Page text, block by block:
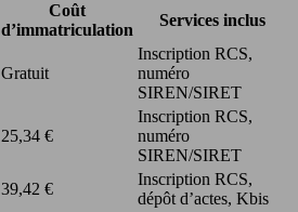
Coût
d’immatriculation
Services inclus
Gratuit
Inscription RCS,
numéro
SIREN/SIRET
25,34 €
Inscription RCS,
numéro
SIREN/SIRET
39,42 €
Inscription RCS,
dépôt d’actes, Kbis